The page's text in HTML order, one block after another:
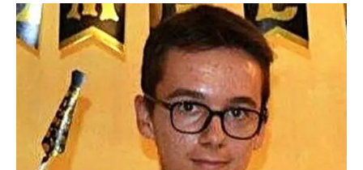
BANDI
SPORT IN SARDEGNA
RISULTATI E CLASSIFICHE
CALCIO
CALCIO REGIONALE